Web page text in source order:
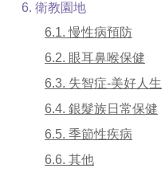
6. 衛教園地
6.1. 慢性病預防
6.2. 眼耳鼻喉保健
6.3. 失智症-美好人生
6.4. 銀髮族日常保健
6.5. 季節性疾病
6.6. 其他